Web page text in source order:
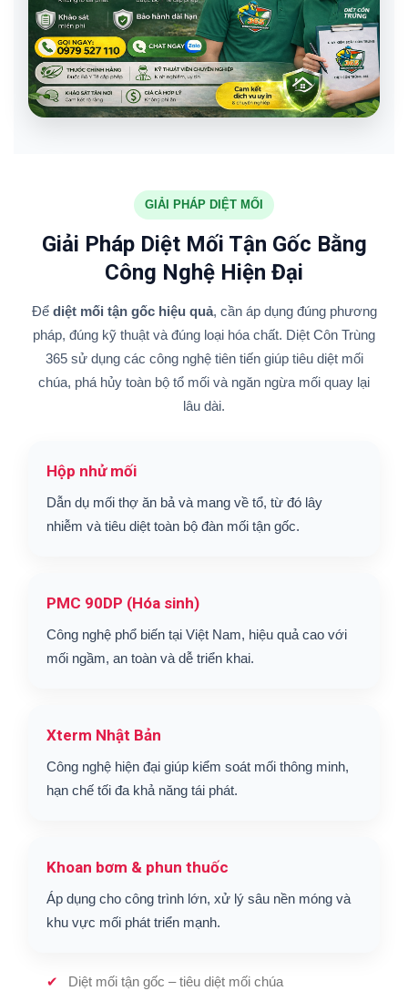
GIẢI PHÁP DIỆT MỐI
Giải Pháp Diệt Mối Tận Gốc Bằng
Công Nghệ Hiện Đại
Để diệt mối tận gốc hiệu quả, cần áp dụng đúng phương
pháp, đúng kỹ thuật và đúng loại hóa chất. Diệt Côn Trùng
365 sử dụng các công nghệ tiên tiến giúp tiêu diệt mối
chúa, phá hủy toàn bộ tổ mối và ngăn ngừa mối quay lại
lâu dài.
Hộp nhử mối
Dẫn dụ mối thợ ăn bả và mang về tổ, từ đó lây
nhiễm và tiêu diệt toàn bộ đàn mối tận gốc.
PMC 90DP (Hóa sinh)
Công nghệ phổ biến tại Việt Nam, hiệu quả cao với
mối ngầm, an toàn và dễ triển khai.
Xterm Nhật Bản
Công nghệ hiện đại giúp kiểm soát mối thông minh,
hạn chế tối đa khả năng tái phát.
Khoan bơm & phun thuốc
Áp dụng cho công trình lớn, xử lý sâu nền móng và
khu vực mối phát triển mạnh.
Diệt mối tận gốc – tiêu diệt mối chúa